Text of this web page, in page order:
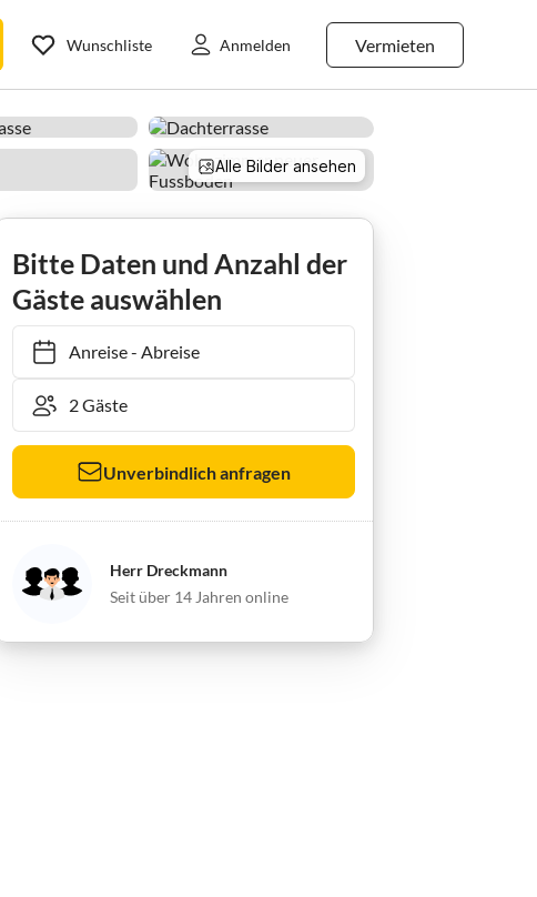
Vermieten
Wunschliste Anmelden
Alle Bilder ansehen
Bitte Daten und Anzahl der
Gäste auswählen
Anreise- Abreise
Unverbindlich anfragen
Herr Dreckmann
Seit über 14 Jahren online